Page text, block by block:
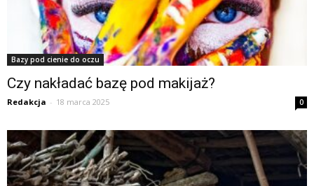
Bazy pod cienie do oczu
Czy nakładać bazę pod makijaż?
Redakcja - 18 marca 2025 0